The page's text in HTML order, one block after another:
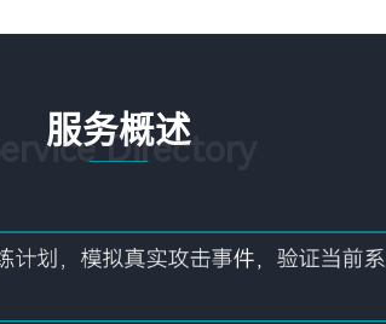
服务概述
Service Directory